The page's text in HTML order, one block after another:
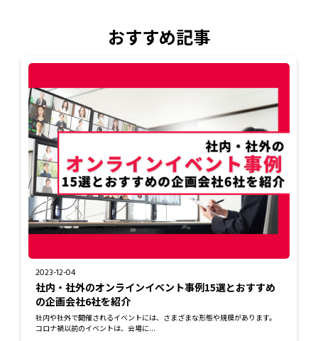
おすすめ記事
2023-12-04
社内・社外のオンラインイベント事例15選とおすすめ
の企画会社6社を紹介
社内や社外で開催されるイベントには、さまざまな形態や規模があります。
コロナ禍以前のイベントは、会場に...